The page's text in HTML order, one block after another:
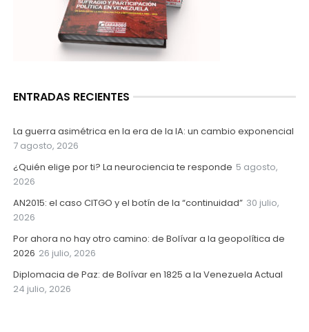
ENTRADAS RECIENTES
La guerra asimétrica en la era de la IA: un cambio exponencial
7 agosto, 2026
¿Quién elige por ti? La neurociencia te responde 5 agosto,
2026
AN2015: el caso CITGO y el botín de la “continuidad” 30 julio,
2026
Por ahora no hay otro camino: de Bolívar a la geopolítica de
2026 26 julio, 2026
Diplomacia de Paz: de Bolívar en 1825 a la Venezuela Actual
24 julio, 2026